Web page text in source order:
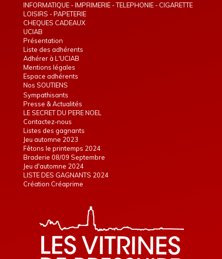
INFORMATIQUE - IMPRIMERIE - TELEPHONIE - CIGARETTE
ELECTRONIQUE
LOISIRS - PAPETERIE
CHEQUES CADEAUX
UCIAB
Présentation
Liste des adhérents
Adhérer à L'UCIAB
Mentions légales
Espace adhérents
Nos SOUTIENS
Sympathisants
Presse & Actualités
LE SECRET DU PERE NOEL
Contactez-nous
Listes des gagnants
Jeu automne 2023
Fêtons le printemps 2024
Braderie 08/09 Septembre
Jeu d'automne 2024
LISTE DES GAGNANTS 2024
Création Créaprime